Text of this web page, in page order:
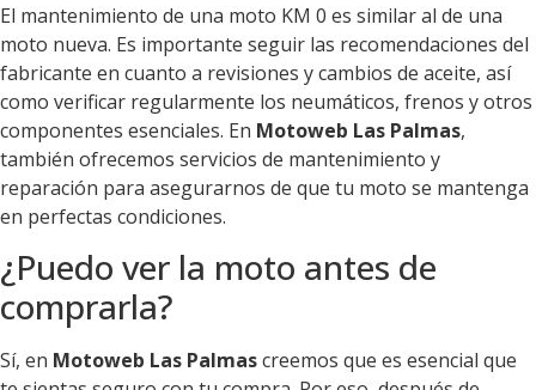
El mantenimiento de una moto KM 0 es similar al de una
moto nueva. Es importante seguir las recomendaciones del
fabricante en cuanto a revisiones y cambios de aceite, así
como verificar regularmente los neumáticos, frenos y otros
componentes esenciales. En Motoweb Las Palmas,
también ofrecemos servicios de mantenimiento y
reparación para asegurarnos de que tu moto se mantenga
en perfectas condiciones.
¿Puedo ver la moto antes de
comprarla?
Sí, en Motoweb Las Palmascreemos que es esencial que